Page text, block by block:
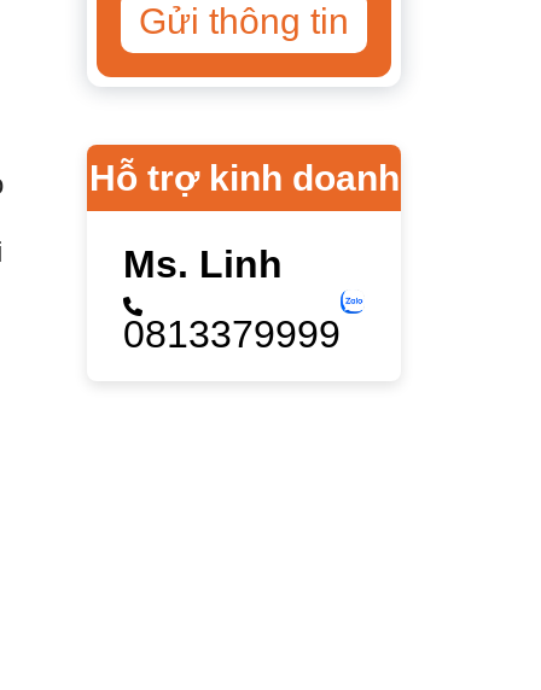
Gửi thông tin
Hỗ trợ kinh doanh
Ms. Linh
0813379999